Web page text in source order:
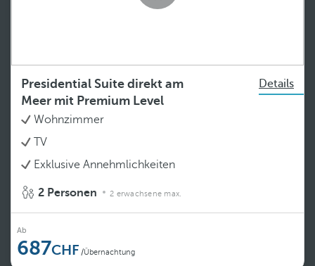
Presidential Suite direkt am
Meer mit Premium Level
Details
Wohnzimmer
TV
Exklusive Annehmlichkeiten
2 Personen 2 erwachsene max.
Ab
687 /Übernachtung